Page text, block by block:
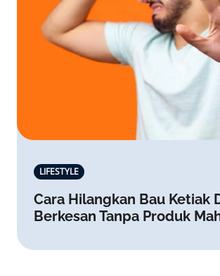
LIFESTYLE
Cara Hilangkan Bau Ketiak
Berkesan Tanpa Produk